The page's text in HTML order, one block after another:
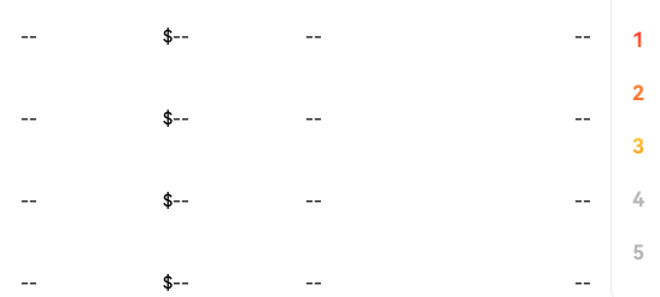
-- $-- -- --
-- $-- -- --
-- $-- -- --
-- $-- -- --
1
2
3
4
5